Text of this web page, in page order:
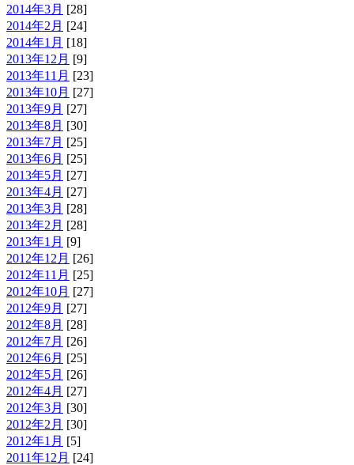
2014年3月 [28]
2014年2月 [24]
2014年1月 [18]
2013年12月 [9]
2013年11月 [23]
2013年10月 [27]
2013年9月 [27]
2013年8月 [30]
2013年7月 [25]
2013年6月 [25]
2013年5月 [27]
2013年4月 [27]
2013年3月 [28]
2013年2月 [28]
2013年1月 [9]
2012年12月 [26]
2012年11月 [25]
2012年10月 [27]
2012年9月 [27]
2012年8月 [28]
2012年7月 [26]
2012年6月 [25]
2012年5月 [26]
2012年4月 [27]
2012年3月 [30]
2012年2月 [30]
2012年1月 [5]
2011年12月 [24]